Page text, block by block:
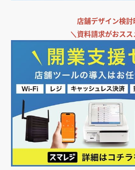
店舗デザイン検討
＼資料請求がおス